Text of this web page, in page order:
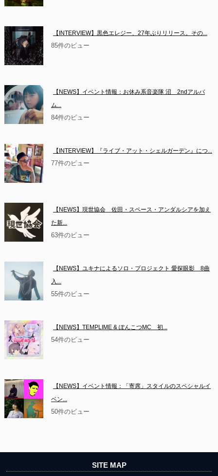
【INTERVIEW】黒色エレジー、27年ぶりリリース。その...
85件のビュー
【NEWS】イベント情報：お休み系音楽隊 沼　2ndアルバ
ム...
84件のビュー
【INTERVIEW】『ライブ・アット・シェルガーデン』につ...
77件のビュー
【NEWS】現世協会　佐田・スペース・アンダルシアを加え
た新...
63件のビュー
【NEWS】ユキナによるソロ・プロジェクト 愛探眼影　8曲
入...
55件のビュー
【NEWS】TEMPLIME & ぽんこつMC　初...
54件のビュー
【NEWS】イベント情報：「寄席」スタイルのスペシャルイ
ベン...
50件のビュー
SITE MAP